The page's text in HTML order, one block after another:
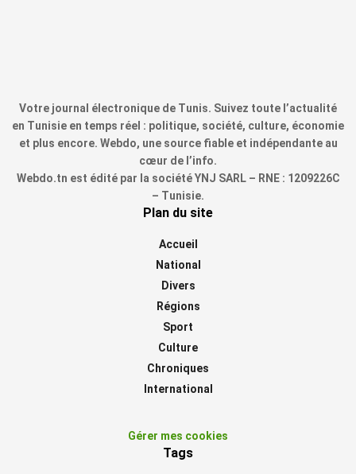
Votre journal électronique de Tunis. Suivez toute l’actualité
en Tunisie en temps réel : politique, société, culture, économie
et plus encore. Webdo, une source fiable et indépendante au
cœur de l’info.
Webdo.tn est édité par la société YNJ SARL – RNE : 1209226C
– Tunisie.
Plan du site
Accueil
National
Divers
Régions
Sport
Culture
Chroniques
International
Gérer mes cookies
Tags